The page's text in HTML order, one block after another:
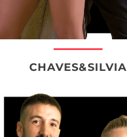
CHAVES&SILVIA